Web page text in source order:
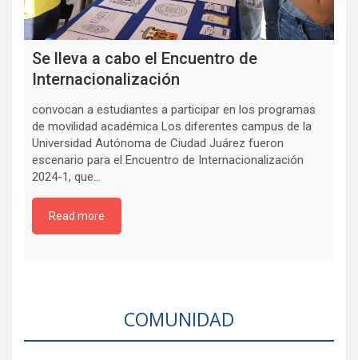
Se lleva a cabo el Encuentro de
Internacionalización
convocan a estudiantes a participar en los programas
de movilidad académica Los diferentes campus de la
Universidad Autónoma de Ciudad Juárez fueron
escenario para el Encuentro de Internacionalización
2024-1, que…
Read more
COMUNIDAD